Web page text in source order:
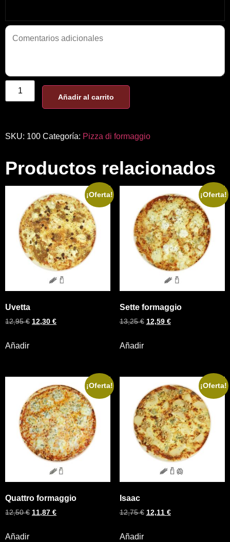
Añadir al carrito
SKU: 100 Categoría: Pizza di formaggio
Productos relacionados
¡Oferta!
Uvetta
12,95€ 12,30 €
Añadir
¡Oferta!
Sette formaggio
13,25€ 12,59 €
Añadir
¡Oferta!
Quattro formaggio
12,50€ 11,87 €
Añadir
¡Oferta!
Isaac
12,75€ 12,11 €
Añadir